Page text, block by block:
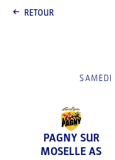
RETOUR
PAGNY SUR
MOSELLE AS